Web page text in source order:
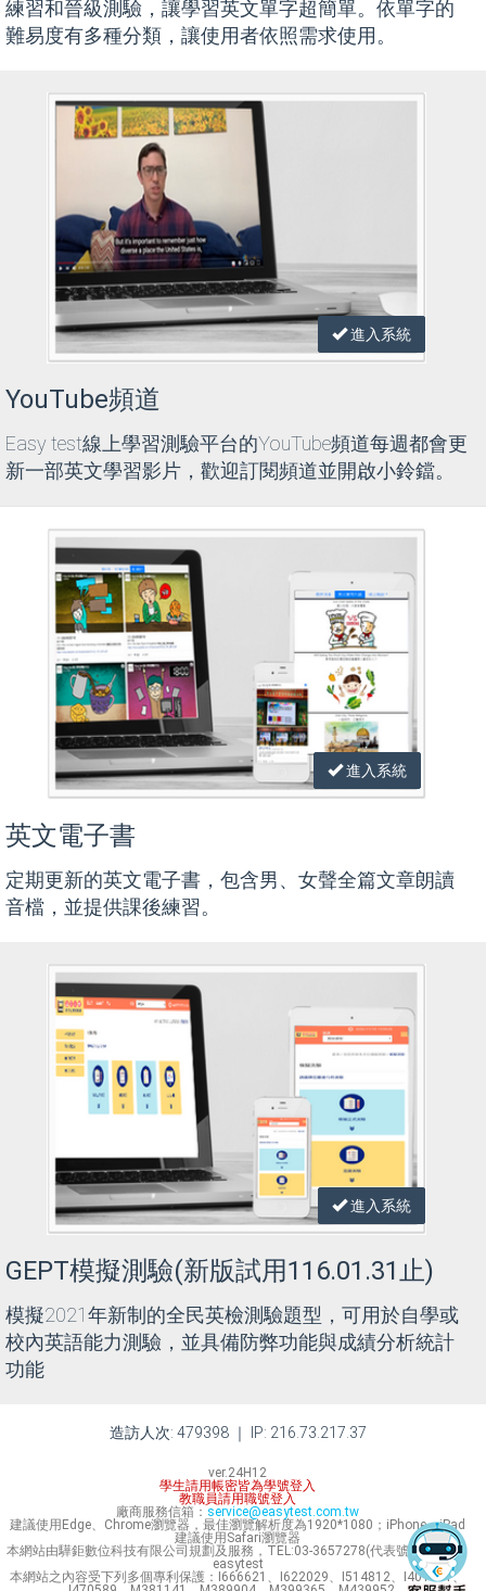
練習和晉級測驗，讓學習英文單字超簡單。依單字的
難易度有多種分類，讓使用者依照需求使用。
進入系統
YouTube頻道
Easy test線上學習測驗平台的YouTube頻道每週都會更
新一部英文學習影片，歡迎訂閱頻道並開啟小鈴鐺。
進入系統
英文電子書
定期更新的英文電子書，包含男、女聲全篇文章朗讀
音檔，並提供課後練習。
進入系統
GEPT模擬測驗(新版試用116.01.31止)
模擬2021年新制的全民英檢測驗題型，可用於自學或
校內英語能力測驗，並具備防弊功能與成績分析統計
功能
造訪人次: 479398 ｜ IP: 216.73.217.37
ver.24H12
學生請用帳密皆為學號登入
教職員請用職號登入
廠商服務信箱： service@easytest.com.tw
建議使用Edge、Chrome瀏覽器，最佳瀏覽解析度為1920*1080；iPhone、iPad
建議使用Safari瀏覽器
本網站由驊鉅數位科技有限公司規劃及服務，TEL:03-3657278(代表號) Line ID：
easytest
本網站之內容受下列多個專利保護：I666621、I622029、I514812、I401631、